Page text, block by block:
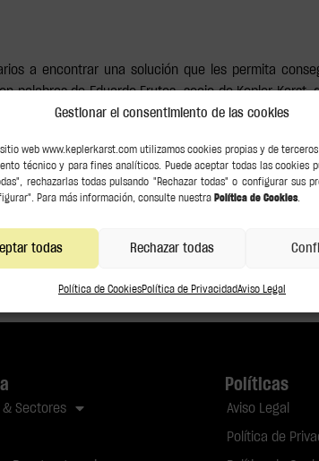
Gestionar el consentimiento de las cookies
sitio web www.keplerkarst.com utilizamos cookies propias y de
técnico y para fines analíticos. Puede aceptar todas las cookies
rechazarlas todas pulsando "Rechazar todas" o configurar sus
Para más información, consulte nuestra Política de Cookies.
todas Rechazar todas
Política de CookiesPolítica de PrivacidadAviso Legal
a encontrar una solución que les permita
palabras de Eduardo Frutos, socio de Kepler
& Sectores
Políticas
Aviso Legal
Política de